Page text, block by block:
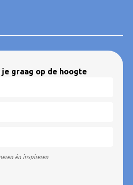
je graag op de hoogte
én inspireren